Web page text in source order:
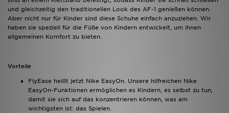
und gleichzeitig den traditionellen Look des AF-1 genießen können.
Aber nicht nur für Kinder sind diese Schuhe einfach anzuziehen. Wir
haben sie speziell für die Füße von Kindern entwickelt, um ihnen
allgemeinen Komfort zu bieten.
Vorteile
FlyEase heißt jetzt Nike EasyOn. Unsere hilfreichen Nike
EasyOn-Funktionen ermöglichen es Kindern, es selbst zu tun,
damit sie sich auf das konzentrieren können, was am
wichtigsten ist: das Spielen.